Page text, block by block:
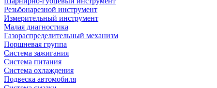
Резьбонарезной инструмент
Измерительный инструмент
Малая диагностика
Газораспределительный механизм
Поршневая группа
Система зажигания
Система питания
Система охлаждения
Подвеска автомобиля